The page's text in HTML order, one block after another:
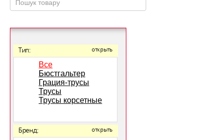
Тип: открыть
Все
Бюстгальтер
Грация-трусы
Трусы
Трусы корсетные
Бренд: открыть